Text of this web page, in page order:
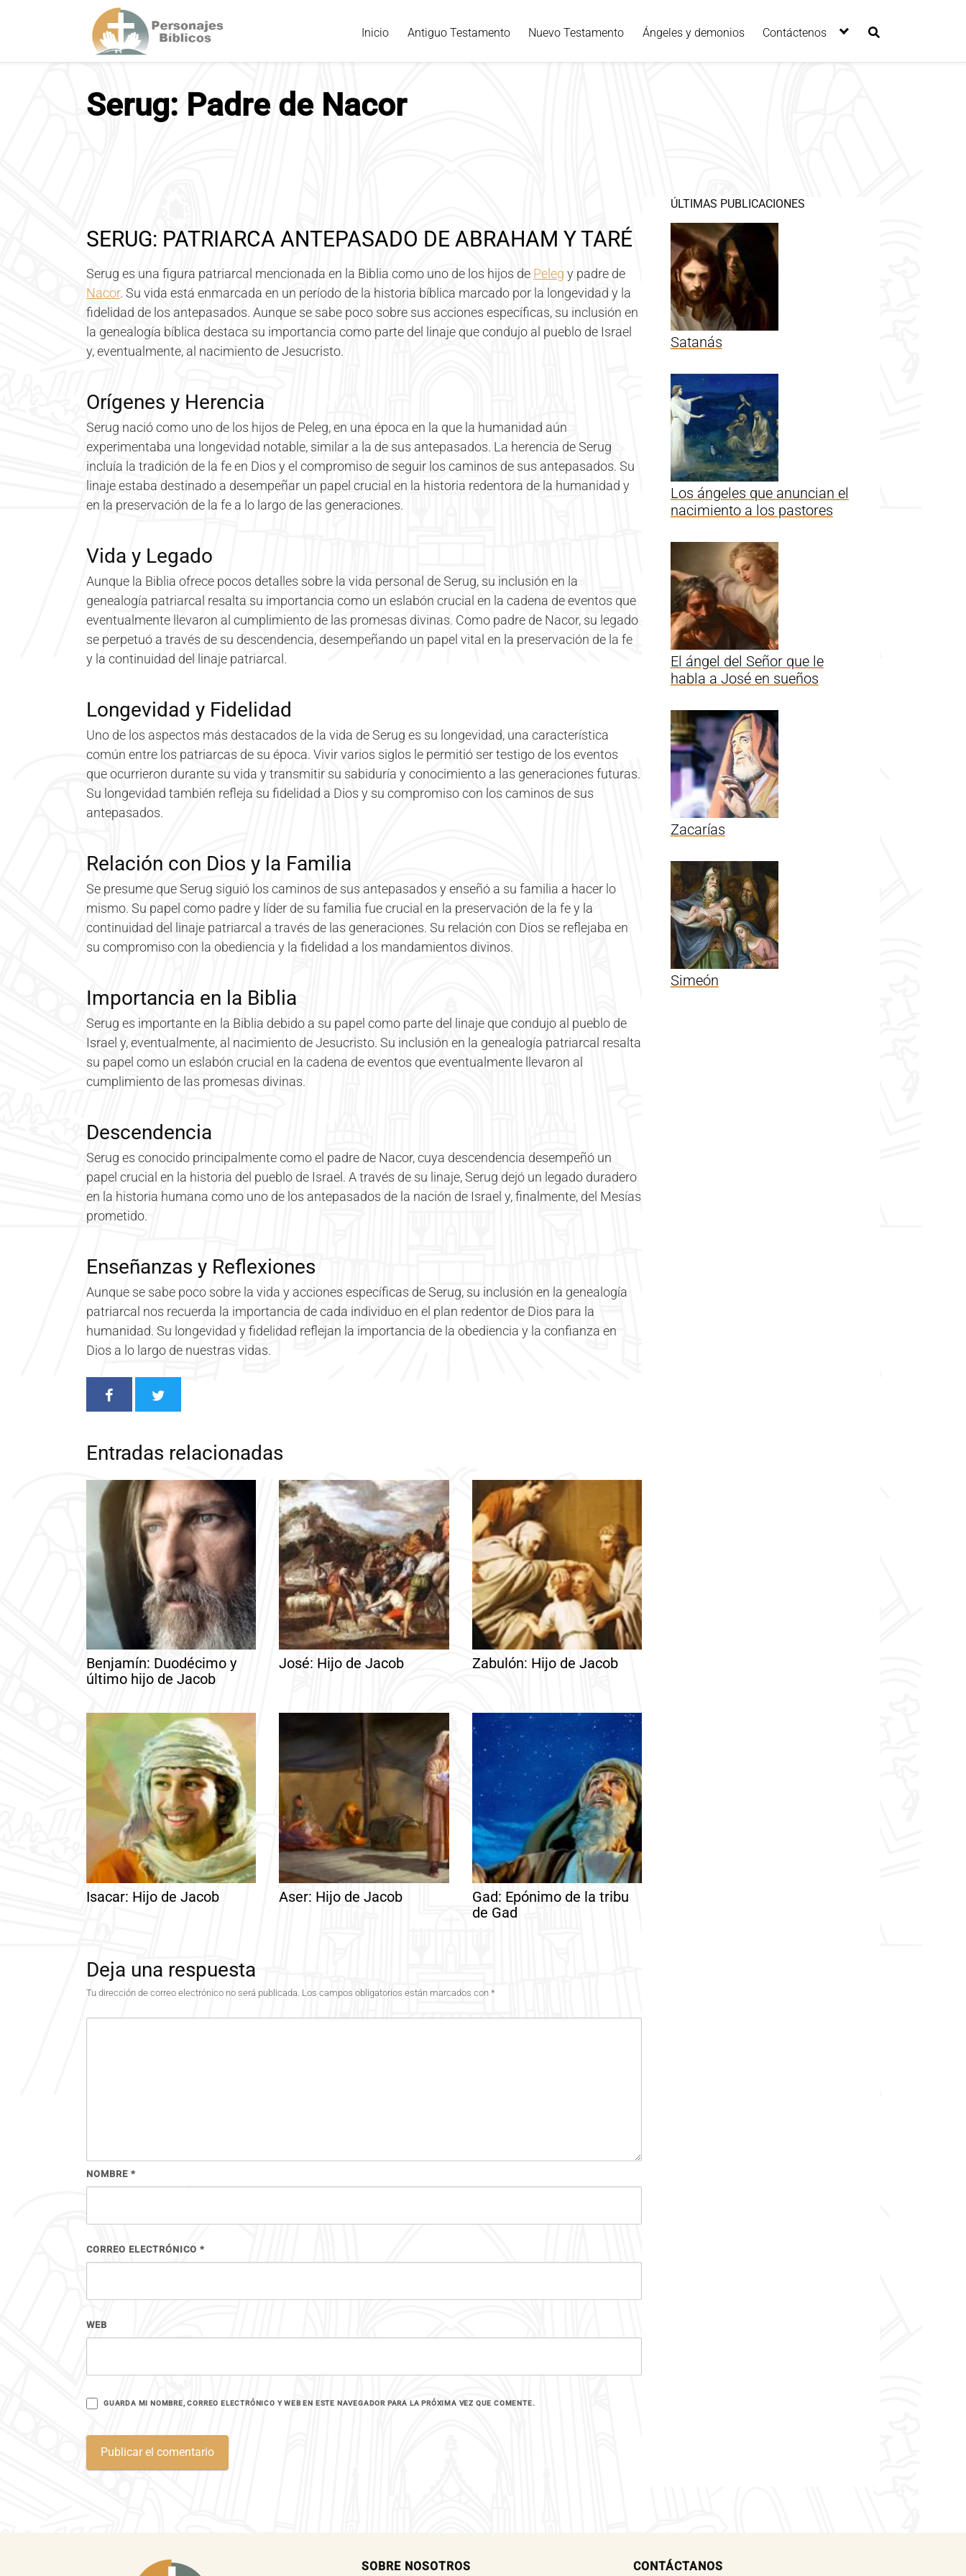
t
Inicio Antiguo Testamento Nuevo Testamento Ángeles y demonios Contáctenos
Serug: Padre de Nacor
SERUG: PATRIARCA ANTEPASADO DE ABRAHAM Y TARÉ
Serug es una figura patriarcal mencionada en la Biblia como uno de los hijos de Peleg y padre de
Nacor. Su vida está enmarcada en un período de la historia bíblica marcado por la longevidad y la
fidelidad de los antepasados. Aunque se sabe poco sobre sus acciones específicas, su inclusión en
la genealogía bíblica destaca su importancia como parte del linaje que condujo al pueblo de Israel
y, eventualmente, al nacimiento de Jesucristo.
Orígenes y Herencia
Serug nació como uno de los hijos de Peleg, en una época en la que la humanidad aún
experimentaba una longevidad notable, similar a la de sus antepasados. La herencia de Serug
incluía la tradición de la fe en Dios y el compromiso de seguir los caminos de sus antepasados. Su
linaje estaba destinado a desempeñar un papel crucial en la historia redentora de la humanidad y
en la preservación de la fe a lo largo de las generaciones.
Vida y Legado
Aunque la Biblia ofrece pocos detalles sobre la vida personal de Serug, su inclusión en la
genealogía patriarcal resalta su importancia como un eslabón crucial en la cadena de eventos que
eventualmente llevaron al cumplimiento de las promesas divinas. Como padre de Nacor, su legado
se perpetuó a través de su descendencia, desempeñando un papel vital en la preservación de la fe
y la continuidad del linaje patriarcal.
Longevidad y Fidelidad
Uno de los aspectos más destacados de la vida de Serug es su longevidad, una característica
común entre los patriarcas de su época. Vivir varios siglos le permitió ser testigo de los eventos
que ocurrieron durante su vida y transmitir su sabiduría y conocimiento a las generaciones futuras.
Su longevidad también refleja su fidelidad a Dios y su compromiso con los caminos de sus
antepasados.
Relación con Dios y la Familia
Se presume que Serug siguió los caminos de sus antepasados y enseñó a su familia a hacer lo
mismo. Su papel como padre y líder de su familia fue crucial en la preservación de la fe y la
continuidad del linaje patriarcal a través de las generaciones. Su relación con Dios se reflejaba en
su compromiso con la obediencia y la fidelidad a los mandamientos divinos.
Importancia en la Biblia
Serug es importante en la Biblia debido a su papel como parte del linaje que condujo al pueblo de
Israel y, eventualmente, al nacimiento de Jesucristo. Su inclusión en la genealogía patriarcal resalta
su papel como un eslabón crucial en la cadena de eventos que eventualmente llevaron al
cumplimiento de las promesas divinas.
Descendencia
Serug es conocido principalmente como el padre de Nacor, cuya descendencia desempeñó un
papel crucial en la historia del pueblo de Israel. A través de su linaje, Serug dejó un legado duradero
en la historia humana como uno de los antepasados de la nación de Israel y, finalmente, del Mesías
prometido.
Enseñanzas y Reflexiones
Aunque se sabe poco sobre la vida y acciones específicas de Serug, su inclusión en la genealogía
patriarcal nos recuerda la importancia de cada individuo en el plan redentor de Dios para la
humanidad. Su longevidad y fidelidad reflejan la importancia de la obediencia y la confianza en
Dios a lo largo de nuestras vidas.
Entradas relacionadas
Benjamín: Duodécimo y
último hijo de Jacob
José: Hijo de Jacob Zabulón: Hijo de Jacob
Isacar: Hijo de Jacob Aser: Hijo de Jacob
Gad: Epónimo de la tribu
de Gad
Deja una respuesta
Tu dirección de correo electrónico no será publicada. Los campos obligatorios están marcados con *
NOMBRE *
CORREO ELECTRÓNICO *
WEB
GUARDA MI NOMBRE, CORREO ELECTRÓNICO Y WEB EN ESTE NAVEGADOR PARA LA PRÓXIMA VEZ QUE COMENTE.
ÚLTIMAS PUBLICACIONES
Satanás
Los ángeles que anuncian el
nacimiento a los pastores
El ángel del Señor que le
habla a José en sueños
Zacarías
Simeón
SOBRE NOSOTROS CONTÁCTANOS